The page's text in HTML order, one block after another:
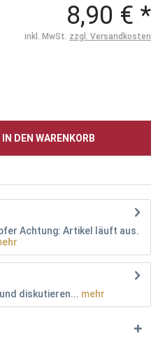
8,90 € *
inkl. MwSt. zzgl. Versandkosten
IN DEN WARENKORB
Achtung: Artikel läuft aus.
diskutieren... mehr